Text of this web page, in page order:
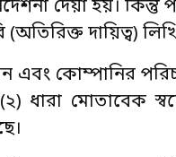
দেয়া হয়।
দায়িত্ব)
এবং কোম্পানির
মোতাবেক